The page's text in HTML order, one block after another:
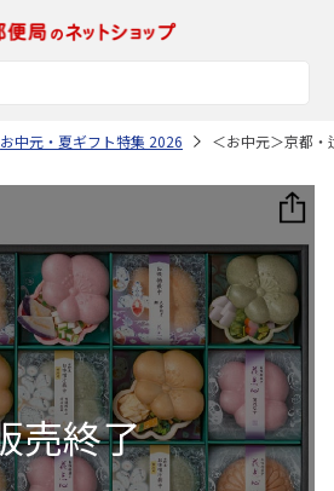
お中元・夏ギフト特集 2026 ＜お中元＞京都